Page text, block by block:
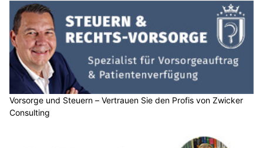
Vorsorge und Steuern – Vertrauen Sie den Profis von Zwicker
Consulting